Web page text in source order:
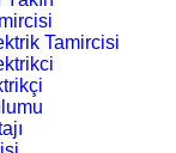
Tamircisi